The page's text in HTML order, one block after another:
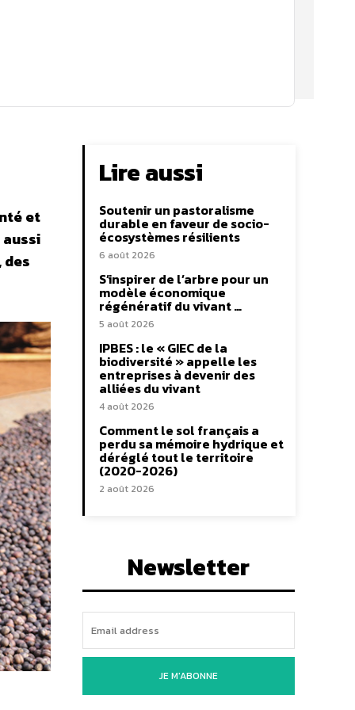
et
des
Lire aussi
Soutenir un pastoralisme
durable en faveur de socio-
écosystèmes résilients
6 août 2026
S’inspirer de l’arbre pour un
modèle économique
régénératif du vivant …
5 août 2026
IPBES : le « GIEC de la
biodiversité » appelle les
entreprises à devenir des
alliées du vivant
4 août 2026
Comment le sol français a
perdu sa mémoire hydrique et
déréglé tout le territoire
(2020-2026)
2 août 2026
Newsletter
JE M'ABONNE